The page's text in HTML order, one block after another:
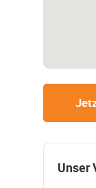
Unser